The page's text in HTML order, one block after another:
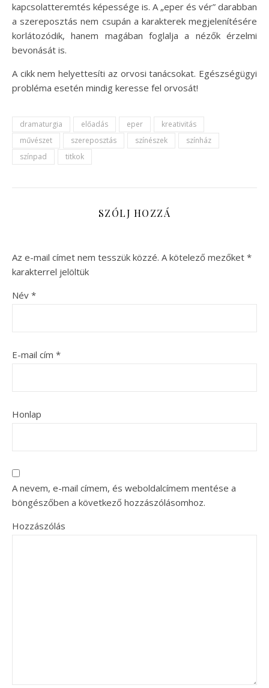
kapcsolatteremtés képessége is. A „eper és vér” darabban
a szereposztás nem csupán a karakterek megjelenítésére
korlátozódik, hanem magában foglalja a nézők érzelmi
bevonását is.
A cikk nem helyettesíti az orvosi tanácsokat. Egészségügyi
probléma esetén mindig keresse fel orvosát!
dramaturgia előadás eper
kreativitás
művészet
szereposztás színészek
színház
színpad
titkok
SZÓLJ HOZZÁ
Az e-mail címet nem tesszük közzé. A kötelező mezőket *
karakterrel jelöltük
Név *
E-mail cím *
Honlap
A nevem, e-mail címem, és weboldalcímem mentése a
böngészőben a következő hozzászólásomhoz.
Hozzászólás